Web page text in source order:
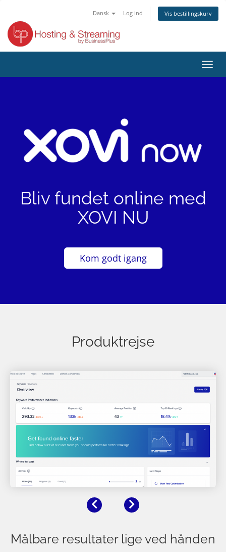
Dansk Log ind Vis bestillingskurv
Skift
Bliv fundet online med
XOVI NU
Kom godt igang
Produktrejse
Forrige Næste
Målbare resultater lige ved hånden